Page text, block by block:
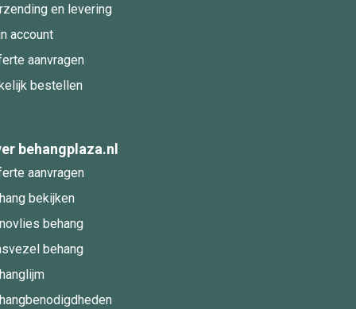
en levering
account
aanvragen
bestellen
behangplaza.nl
aanvragen
bekijken
behang
behang